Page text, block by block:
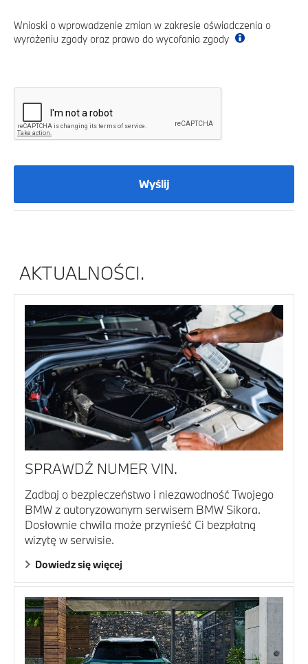
Wnioski o wprowadzenie zmian w zakresie oświadczenia o
wyrażeniu zgody oraz prawo do wycofania zgody
Wyślij
AKTUALNOŚCI.
SPRAWDŹ NUMER VIN.
Zadbaj o bezpieczeństwo i niezawodność Twojego
BMW z autoryzowanym serwisem BMW Sikora.
Dosłownie chwila może przynieść Ci bezpłatną
wizytę w serwisie.
Dowiedz się więcej